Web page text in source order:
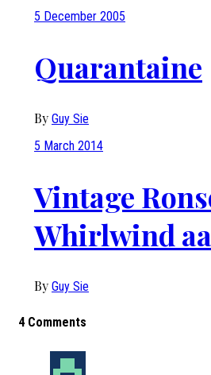
5 December 2005
Quarantaine
By Guy Sie
5 March 2014
Vintage
Whirlwind
By Guy Sie
4 Comments